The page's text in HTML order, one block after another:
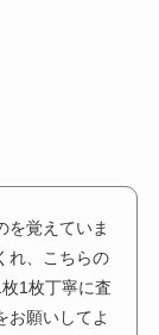
を覚えていま
れ、こちらの
1枚丁寧に査
お願いしてよ